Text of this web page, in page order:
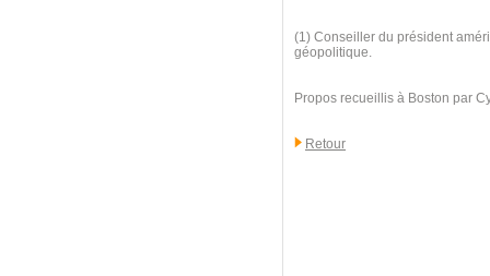
(1) Conseiller du président
géopolitique.
Propos recueillis à Boston par
Retour